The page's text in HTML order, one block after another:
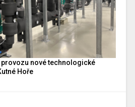
nové technologické
Hoře